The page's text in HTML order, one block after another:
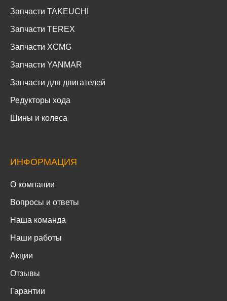
Запчасти TAKEUCHI
Запчасти TEREX
Запчасти XCMG
Запчасти YANMAR
Запчасти для двигателей
Редукторы хода
Шины и колеса
ИНФОРМАЦИЯ
О компании
Вопросы и ответы
Наша команда
Наши работы
Акции
Отзывы
Гарантии